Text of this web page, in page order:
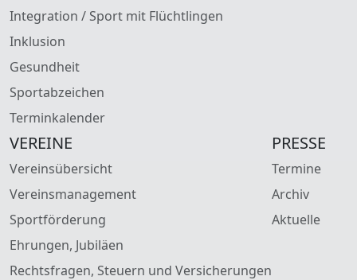
Integration / Sport mit Flüchtlingen
Inklusion
Gesundheit
Sportabzeichen
Terminkalender
VEREINE
Vereinsübersicht
Vereinsmanagement
Sportförderung
Ehrungen, Jubiläen
Rechtsfragen, Steuern und Versicherungen
PRESSE
Termine
Archiv
Aktuelle